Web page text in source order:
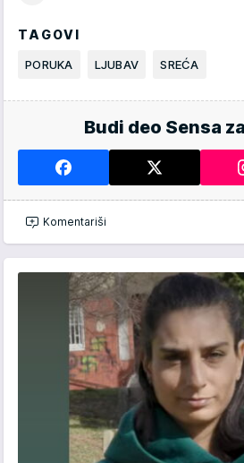
TAGOVI
PORUKA LJUBAV SREĆA
Budi deo Sensa
Komentariši